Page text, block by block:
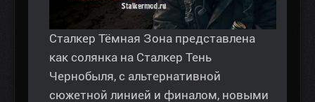
Сталкер Тёмная Зона представлена
как солянка на Сталкер Тень
Чернобыля, с альтернативной
сюжетной линией и финалом, новыми